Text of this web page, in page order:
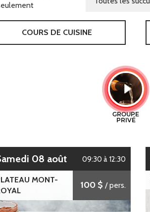
COURS DE CUISINE
samedi 08 août 09:30 à 12:30
MONT-
100 $ / pers.